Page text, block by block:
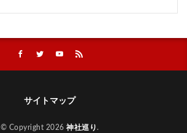
千光寺ロープウェイ 草加神社
下田市 丸子神社
11月限定御朱印
サイトマップ
© Copyright 2026 神社巡り.